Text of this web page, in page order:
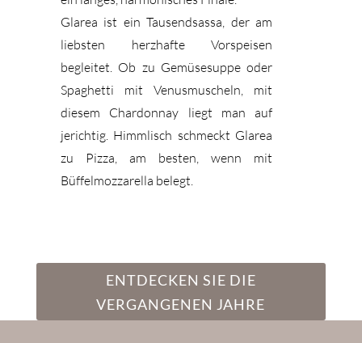
Glarea ist ein Tausendsassa, der am
liebsten herzhafte Vorspeisen
begleitet. Ob zu Gemüsesuppe oder
Spaghetti mit Venusmuscheln, mit
diesem Chardonnay liegt man auf
jerichtig. Himmlisch schmeckt Glarea
zu Pizza, am besten, wenn mit
Büffelmozzarella belegt.
ENTDECKEN SIE DIE
VERGANGENEN JAHRE